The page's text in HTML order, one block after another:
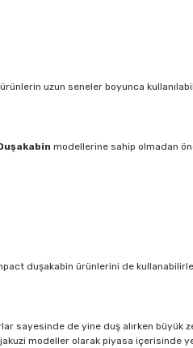
uzun seneler boyunca
modellerine sahip olmadan
duşakabin ürünlerini de
sayesinde de yine duş alırken büyük
modeller olarak piyasa içerisinde